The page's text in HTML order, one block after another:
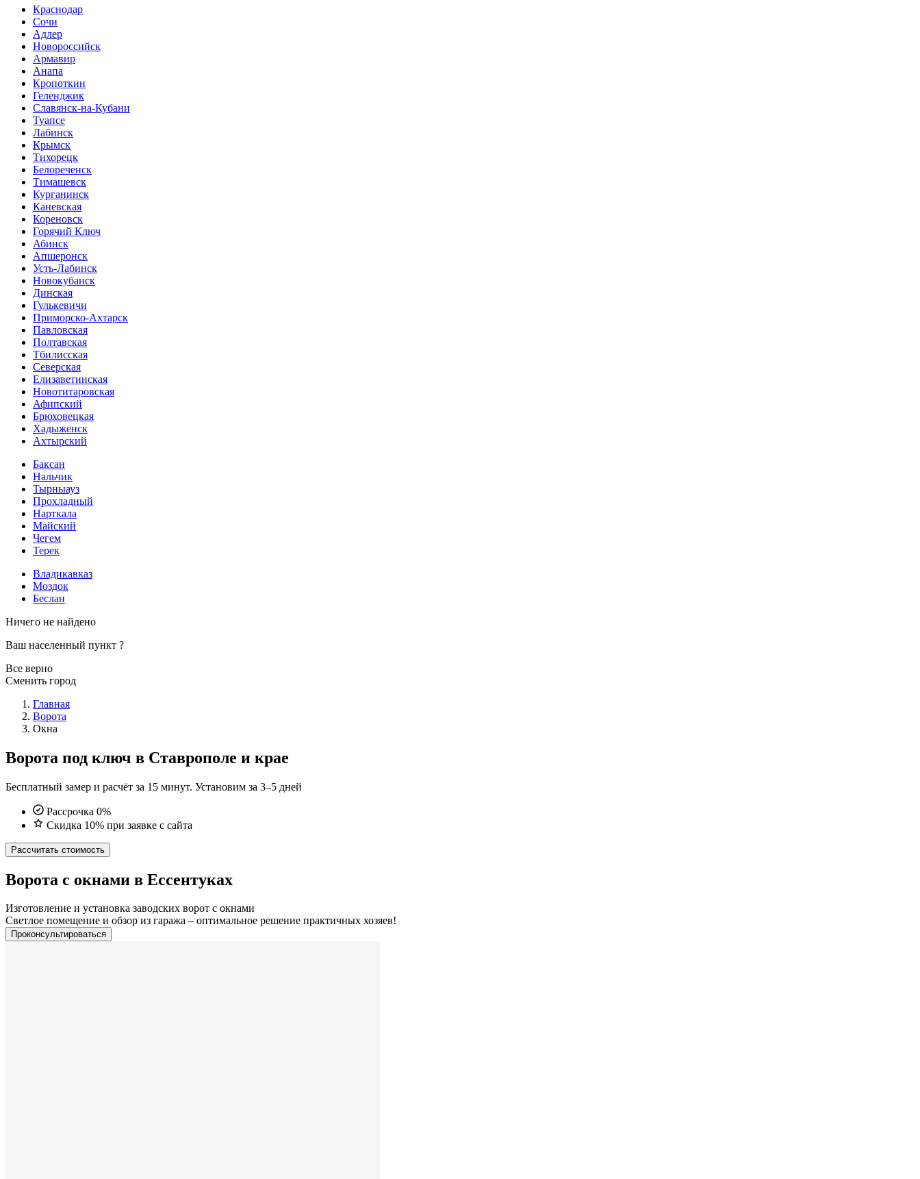
Краснодар
Сочи
Адлер
Новороссийск
Армавир
Анапа
Кропоткин
Геленджик
Славянск-на-Кубани
Туапсе
Лабинск
Крымск
Тихорецк
Белореченск
Тимашевск
Курганинск
Каневская
Кореновск
Горячий Ключ
Абинск
Апшеронск
Усть-Лабинск
Новокубанск
Динская
Гулькевичи
Приморско-Ахтарск
Павловская
Полтавская
Тбилисская
Северская
Елизаветинская
Новотитаровская
Афипский
Брюховецкая
Хадыженск
Ахтырский
Баксан
Нальчик
Тырныауз
Прохладный
Нарткала
Майский
Чегем
Терек
Владикавказ
Моздок
Беслан
Ничего не найдено
Ваш населенный пункт ?
Все верно
Сменить город
Главная
Ворота
Окна
Ворота под ключ в Ставрополе и крае
Бесплатный замер и расчёт за 15 минут. Установим за 3–5 дней
Рассрочка 0%
Скидка 10% при заявке с сайта
Рассчитать стоимость
Ворота с окнами в Ессентуках
Изготовление и установка заводских ворот с окнами
Светлое помещение и обзор из гаража – оптимальное решение практичных хозяев!
Проконсультироваться